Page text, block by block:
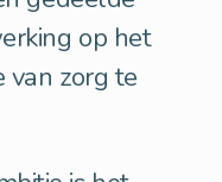
op het
van zorg te